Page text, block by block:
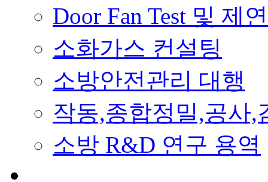
Door Fan Test 및 제
소화가스 컨설팅
소방안전관리 대행
작동,종합정밀,공사,
소방 R&D 연구 용역